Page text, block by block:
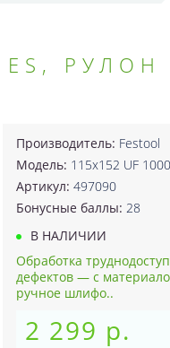
РУЛОН
Производитель: Festool
Модель: 115x152 UF
Артикул: 497090
Бонусные баллы: 28
В НАЛИЧИИ
Обработка
дефектов — с
ручное шлифо..
2 299 р.